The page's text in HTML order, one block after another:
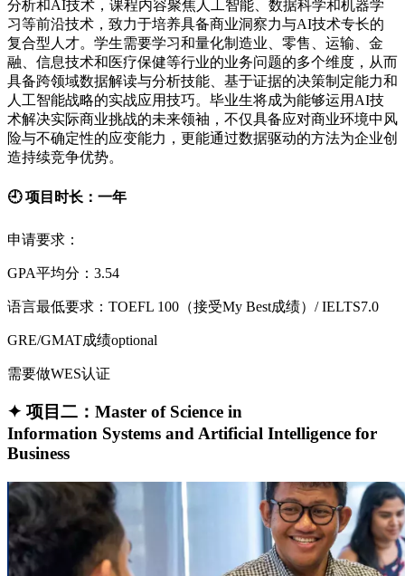
分析和AI技术，课程内容聚焦人工智能、数据科学和机器学
习等前沿技术，致力于培养具备商业洞察力与AI技术专长的
复合型人才。学生需要学习和量化制造业、零售、运输、金
融、信息技术和医疗保健等行业的业务问题的多个维度，从而
具备跨领域数据解读与分析技能、基于证据的决策制定能力和
人工智能战略的实战应用技巧。毕业生将成为能够运用AI技
术解决实际商业挑战的未来领袖，不仅具备应对商业环境中风
险与不确定性的应变能力，更能通过数据驱动的方法为企业创
造持续竞争优势。
🕘 项目时长：一年
申请要求：
GPA平均分：3.54
语言最低要求：TOEFL 100（接受My Best成绩）/ IELTS7.0
GRE/GMAT成绩optional
需要做WES认证
✦ 项目二：Master of Science in
Information Systems and Artificial Intelligence for
Business